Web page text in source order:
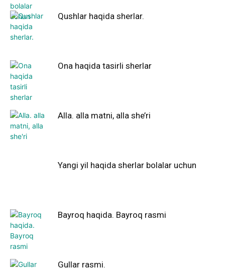
Qushlar haqida sherlar.
Ona haqida tasirli sherlar
Alla. alla matni, alla she’ri
Yangi yil haqida sherlar bolalar uchun
Bayroq haqida. Bayroq rasmi
Gullar rasmi.